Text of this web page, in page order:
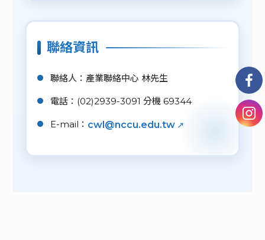
聯絡資訊
聯絡人：產業聯絡中心 林先生
電話：(02)2939-3091 分機 69344
E-mail： cwl@nccu.edu.tw